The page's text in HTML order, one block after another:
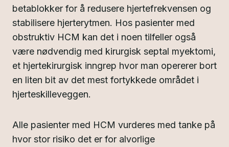
betablokker for å redusere hjertefrekvensen og
stabilisere hjerterytmen. Hos pasienter med
obstruktiv HCM kan det i noen tilfeller også
være nødvendig med kirurgisk septal myektomi,
et hjertekirurgisk inngrep hvor man opererer bort
en liten bit av det mest fortykkede området i
hjerteskilleveggen.
Alle pasienter med HCM vurderes med tanke på
hvor stor risiko det er for alvorlige